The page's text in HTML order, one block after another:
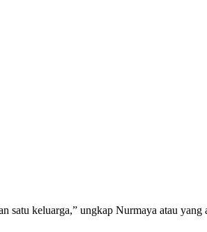
satu keluarga,” ungkap Nurmaya atau